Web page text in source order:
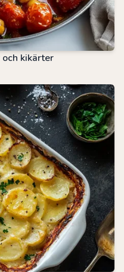
kikärter